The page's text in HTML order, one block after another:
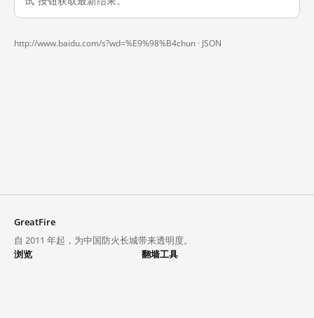
http://www.baidu.com/s?wd=%E9%98%B4chun · JSON
GreatFire
自 2011 年起，为中国防火长城带来透明度。
浏览
翻墙工具